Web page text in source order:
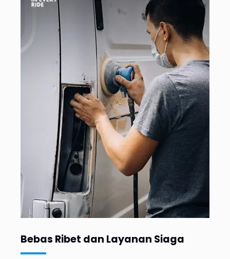
Bebas Ribet dan Layanan Siaga